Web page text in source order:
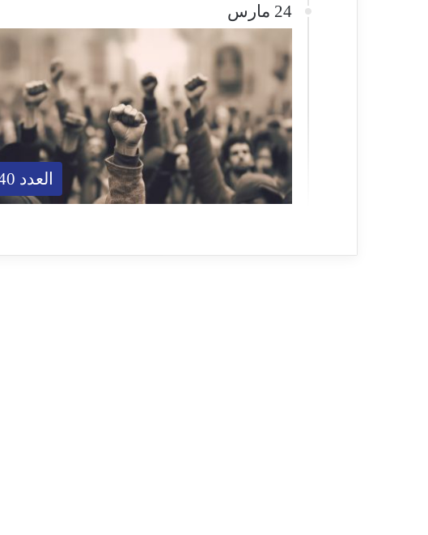
24 مارس
العدد 40